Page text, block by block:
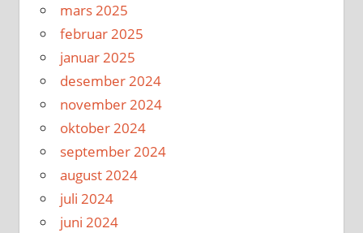
mars 2025
februar 2025
januar 2025
desember 2024
november 2024
oktober 2024
september 2024
august 2024
juli 2024
juni 2024